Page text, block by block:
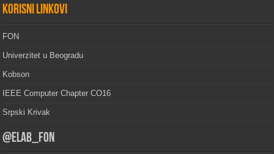
Korisni linkovi
FON
Univerzitet u Beogradu
Kobson
IEEE Computer Chapter CO16
Srpski Krivak
@elab_fon